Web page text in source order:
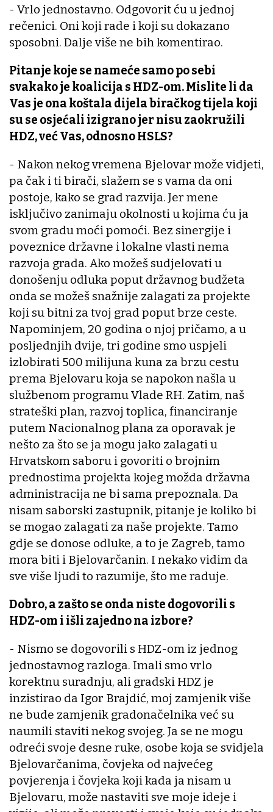
- Vrlo jednostavno. Odgovorit ću u jednoj
rečenici. Oni koji rade i koji su dokazano
sposobni. Dalje više ne bih komentirao.
Pitanje koje se nameće samo po sebi
svakako je koalicija s HDZ-om. Mislite li da
Vas je ona koštala dijela biračkog tijela koji
su se osjećali izigrano jer nisu zaokružili
HDZ, već Vas, odnosno HSLS?
- Nakon nekog vremena Bjelovar može vidjeti,
pa čak i ti birači, slažem se s vama da oni
postoje, kako se grad razvija. Jer mene
isključivo zanimaju okolnosti u kojima ću ja
svom gradu moći pomoći. Bez sinergije i
poveznice državne i lokalne vlasti nema
razvoja grada. Ako možeš sudjelovati u
donošenju odluka poput državnog budžeta
onda se možeš snažnije zalagati za projekte
koji su bitni za tvoj grad poput brze ceste.
Napominjem, 20 godina o njoj pričamo, a u
posljednjih dvije, tri godine smo uspjeli
izlobirati 500 milijuna kuna za brzu cestu
prema Bjelovaru koja se napokon našla u
službenom programu Vlade RH. Zatim, naš
strateški plan, razvoj toplica, financiranje
putem Nacionalnog plana za oporavak je
nešto za što se ja mogu jako zalagati u
Hrvatskom saboru i govoriti o brojnim
prednostima projekta kojeg možda državna
administracija ne bi sama prepoznala. Da
nisam saborski zastupnik, pitanje je koliko bi
se mogao zalagati za naše projekte. Tamo
gdje se donose odluke, a to je Zagreb, tamo
mora biti i Bjelovarčanin. I nekako vidim da
sve više ljudi to razumije, što me raduje.
Dobro, a zašto se onda niste dogovorili s
HDZ-om i išli zajedno na izbore?
- Nismo se dogovorili s HDZ-om iz jednog
jednostavnog razloga. Imali smo vrlo
korektnu suradnju, ali gradski HDZ je
inzistirao da Igor Brajdić, moj zamjenik više
ne bude zamjenik gradonačelnika već su
naumili staviti nekog svojeg. Ja se ne mogu
odreći svoje desne ruke, osobe koja se svidjela
Bjelovarčanima, čovjeka od najvećeg
povjerenja i čovjeka koji kada ja nisam u
Bjelovaru, može nastaviti sve moje ideje i